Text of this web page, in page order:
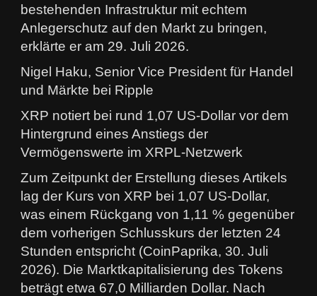
bestehenden Infrastruktur mit echtem
Anlegerschutz auf den Markt zu bringen,
erklärte er am 29. Juli 2026.
Nigel Haku, Senior Vice President für Handel
und Märkte bei Ripple
XRP notiert bei rund 1,07 US-Dollar vor dem
Hintergrund eines Anstiegs der
Vermögenswerte im XRPL-Netzwerk
Zum Zeitpunkt der Erstellung dieses Artikels
lag der Kurs von XRP bei 1,07 US-Dollar,
was einem Rückgang von 1,11 % gegenüber
dem vorherigen Schlusskurs der letzten 24
Stunden entspricht (CoinPaprika, 30. Juli
2026). Die Marktkapitalisierung des Tokens
beträgt etwa 67,0 Milliarden Dollar. Nach